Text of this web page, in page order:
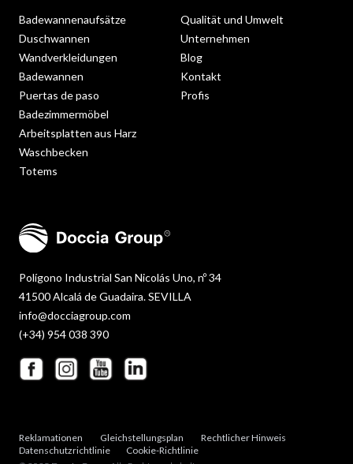
Polígono Industrial San Nicolás Uno, nº 34
41500 Alcalá de Guadaira. SEVILLA
info@docciagroup.com
(+34) 954 038 390
Badewannenaufsätze
Duschwannen
Wandverkleidungen
Badewannen
Puertas de paso
Badezimmermöbel
Arbeitsplatten aus Harz
Waschbecken
Totems
Qualität und Umwelt
Unternehmen
Blog
Kontakt
Profis
Reklamationen Gleichstellungsplan
Rechtlicher Hinweis
Datenschutzrichtlinie
Cookie-Richtlinie